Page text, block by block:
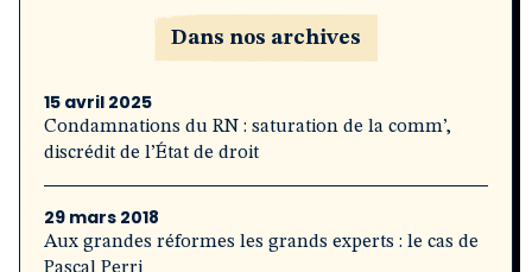
Dans nos archives
15 avril 2025
Condamnations du RN : saturation de la comm’,
discrédit de l’État de droit
29 mars 2018
Aux grandes réformes les grands experts : le cas de